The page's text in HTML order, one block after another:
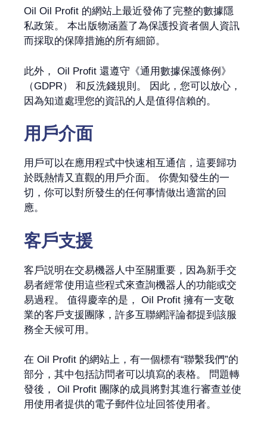
Oil Oil Profit 的網站上最近發佈了完整的數據隱
私政策。 本出版物涵蓋了為保護投資者個人資訊
而採取的保障措施的所有細節。
此外， Oil Profit 還遵守《通用數據保護條例》
（GDPR） 和反洗錢規則。 因此，您可以放心，
因為知道處理您的資訊的人是值得信賴的。
用戶介面
用戶可以在應用程式中快速相互通信，這要歸功
於既熱情又直觀的用戶介面。 你覺知發生的一
切，你可以對所發生的任何事情做出適當的回
應。
客戶支援
客戶説明在交易機器人中至關重要，因為新手交
易者經常使用這些程式來查詢機器人的功能或交
易過程。 值得慶幸的是， Oil Profit 擁有一支敬
業的客戶支援團隊，許多互聯網評論都提到該服
務全天候可用。
在 Oil Profit 的網站上，有一個標有“聯繫我們”的
部分，其中包括訪問者可以填寫的表格。 問題轉
發後， Oil Profit 團隊的成員將對其進行審查並使
用使用者提供的電子郵件位址回答使用者。